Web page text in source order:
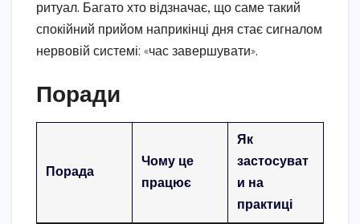
ритуал. Багато хто відзначає, що саме такий
спокійний прийом наприкінці дня стає сигналом
нервовій системі: «час завершувати».
Поради
Порада
Чому це
працює
Як
застосуват
и на
практиці